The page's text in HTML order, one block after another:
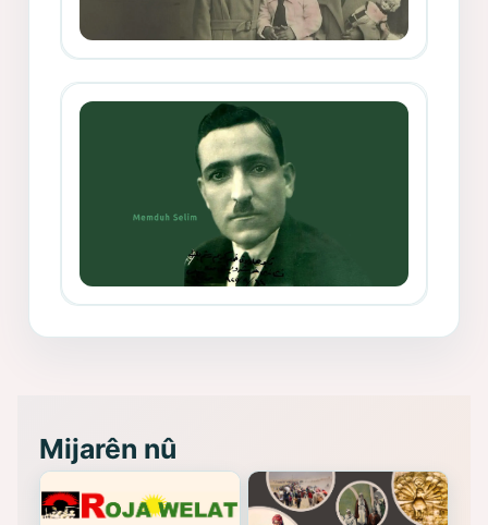
(Hoybun)’un Kuruluş Çalışmaları- 8
Mijarên nû